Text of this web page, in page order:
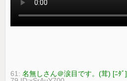
61:名無しさん＠涙目です。(茸) [ﾆﾀﾞ]